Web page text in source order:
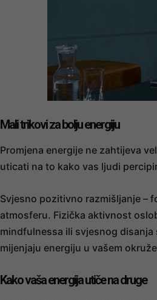
Mali trikovi za bolju energiju
Promjena energije ne zahtijeva
uticati na to kako vas ljudi
Svjesno pozitivno razmišljanje –
atmosferu. Fizička aktivnost
mindfulnessa ili svjesnog
mijenjaju energiju u vašem
Kako vaša energija utiče na druge